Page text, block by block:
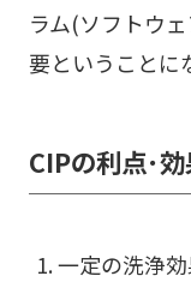
ラム(ソフトウ
要ということに
CIPの利点･
一定の洗浄